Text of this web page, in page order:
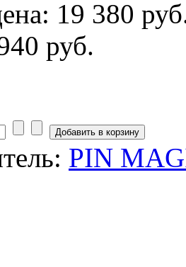
19 380
руб.
PIN